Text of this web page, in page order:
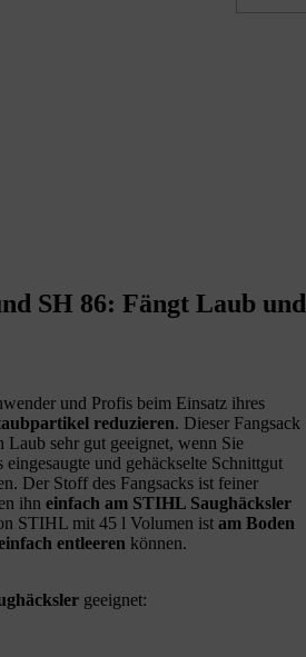
SH 86: Fängt Laub und
und Profis beim Einsatz ihres
reduzieren. Dieser Fangsack
Laub sehr gut geeignet, wenn Sie
eingesaugte und gehäckselte Schnittgut
Der Stoff des Fangsacks ist feiner
ihn einfach am STIHL Saughäcksler
STIHL mit 45 l Volumen ist am Boden
entleeren können.
geeignet: